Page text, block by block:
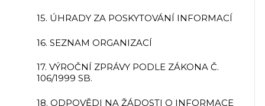
15. ÚHRADY ZA POSKYTOVÁNÍ INFORMACÍ
16. SEZNAM ORGANIZACÍ
17. VÝROČNÍ ZPRÁVY PODLE ZÁKONA Č.
106/1999 SB.
18. ODPOVĚDI NA ŽÁDOSTI O INFORMACE